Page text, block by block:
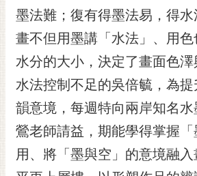
墨法難；復有得墨法易，得
畫不但用墨講「水法」、用色
水分的大小，決定了畫面色
水法控制不足的吳倍毓，為
韻意境，每週特向兩岸知名
鶯老師請益，期能學得掌握
用、將「墨與空」的意境融